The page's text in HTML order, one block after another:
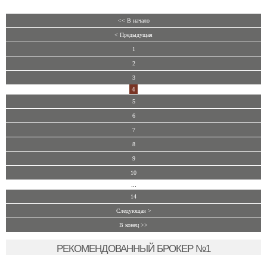
<< В начало
< Предыдущая
1
2
3
4
5
6
7
8
9
10
14
Следующая >
В конец >>
РЕКОМЕНДОВАННЫЙ БРОКЕР №1